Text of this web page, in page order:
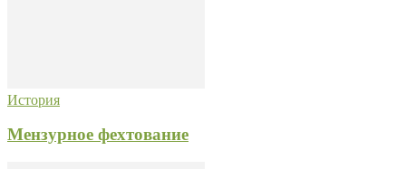
История
Мензурное фехтование